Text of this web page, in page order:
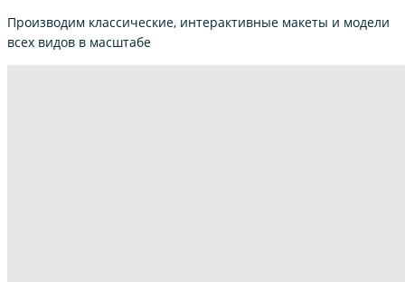
Производим классические, интерактивные макеты и модели
всех видов в масштабе